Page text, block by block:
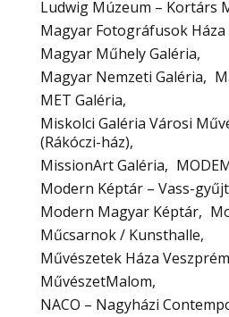
Ludwig Múzeum – Kortárs
Magyar Fotográfusok
Magyar Műhely Galéria
Magyar Nemzeti Galéria
MET Galéria
Miskolci Galéria Városi
(Rákóczi-ház)
MissionArt Galéria
Modern Képtár – Vass-
Modern Magyar Képtár
Műcsarnok / Kunsthalle
Művészetek Háza Veszprém
MűvészetMalom
NACO – Nagyházi